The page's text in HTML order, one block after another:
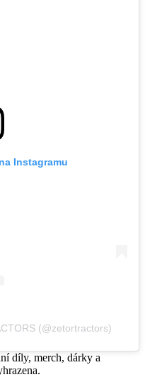
Instagramu
(@zetortractors)
díly, merch, dárky a